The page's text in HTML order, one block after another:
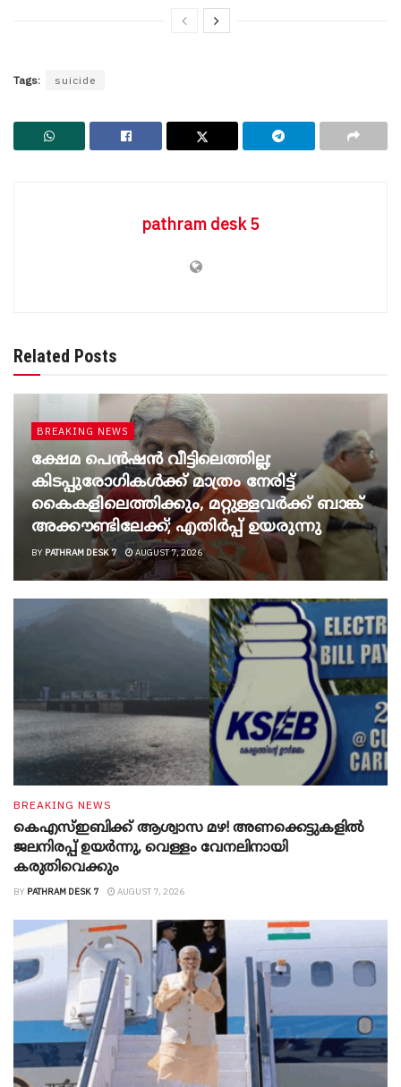
Tags: suicide
pathram desk 5
Related Posts
BREAKING NEWS
ക്ഷേമ പെൻഷൻ വീട്ടിലെത്തില്ല;
കിടപ്പുരോഗികൾക്ക് മാത്രം നേരിട്ട്
കൈകളിലെത്തിക്കും, മറ്റുള്ളവർക്ക് ബാങ്ക്
അക്കൗണ്ടിലേക്ക്; എതിർപ്പ് ഉയരുന്നു
BY PATHRAM DESK 7 AUGUST 7, 2026
BREAKING NEWS
കെഎസ്ഇബിക്ക് ആശ്വാസ മഴ! അണക്കെട്ടുകളിൽ
ജലനിരപ്പ് ഉയർന്നു, വെള്ളം വേനലിനായി
കരുതിവെക്കും
BY PATHRAM DESK 7 AUGUST 7, 2026